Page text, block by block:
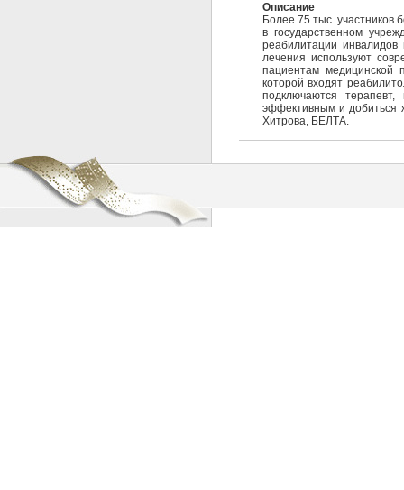
Описание
Более 75 тыс. участников
в государственном
реабилитации инвалидов
лечения используют
пациентам медицинской
которой входят
подключаются
эффективным и добиться
Хитрова, БЕЛТА.